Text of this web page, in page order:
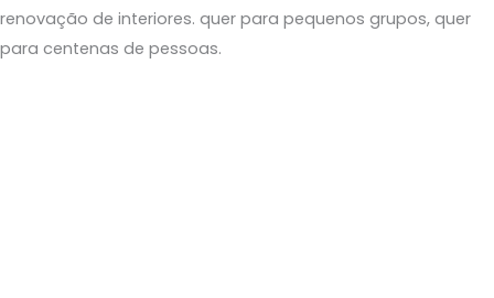
renovação de interiores. quer para pequenos grupos, quer
para centenas de pessoas.